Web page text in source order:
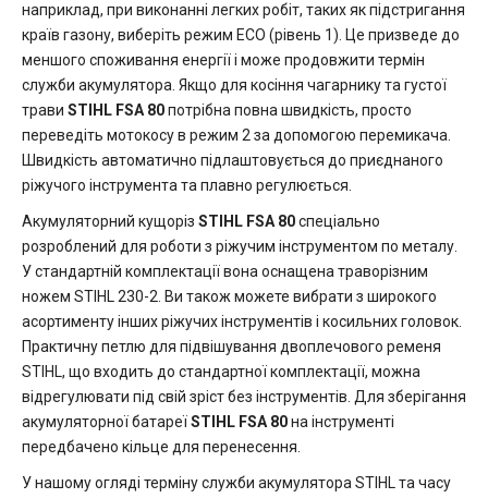
наприклад, при виконанні легких робіт, таких як підстригання
країв газону, виберіть режим ECO (рівень 1). Це призведе до
меншого споживання енергії і може продовжити термін
служби акумулятора. Якщо для косіння чагарнику та густої
трави STIHL FSA 80потрібна повна швидкість, просто
переведіть мотокосу в режим 2 за допомогою перемикача.
Швидкість автоматично підлаштовується до приєднаного
ріжучого інструмента та плавно регулюється.
Акумуляторний кущоріз STIHL FSA 80спеціально
розроблений для роботи з ріжучим інструментом по металу.
У стандартній комплектації вона оснащена траворізним
ножем STIHL 230-2. Ви також можете вибрати з широкого
асортименту інших ріжучих інструментів і косильних головок.
Практичну петлю для підвішування двоплечового ременя
STIHL, що входить до стандартної комплектації, можна
відрегулювати під свій зріст без інструментів. Для зберігання
акумуляторної батареїSTIHL FSA 80на інструменті
передбачено кільце для перенесення.
У нашому огляді терміну служби акумулятора STIHL та часу